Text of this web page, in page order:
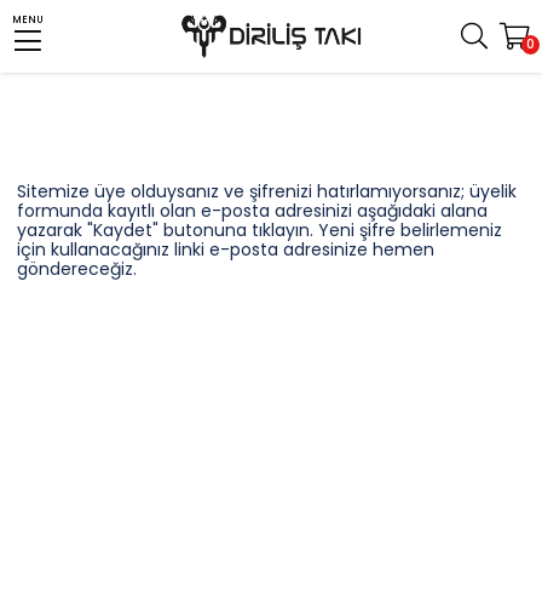
MENU
0
Sitemize üye olduysanız ve şifrenizi hatırlamıyorsanız; üyelik
formunda kayıtlı olan e-posta adresinizi aşağıdaki alana
yazarak "Kaydet" butonuna tıklayın. Yeni şifre belirlemeniz
için kullanacağınız linki e-posta adresinize hemen
göndereceğiz.